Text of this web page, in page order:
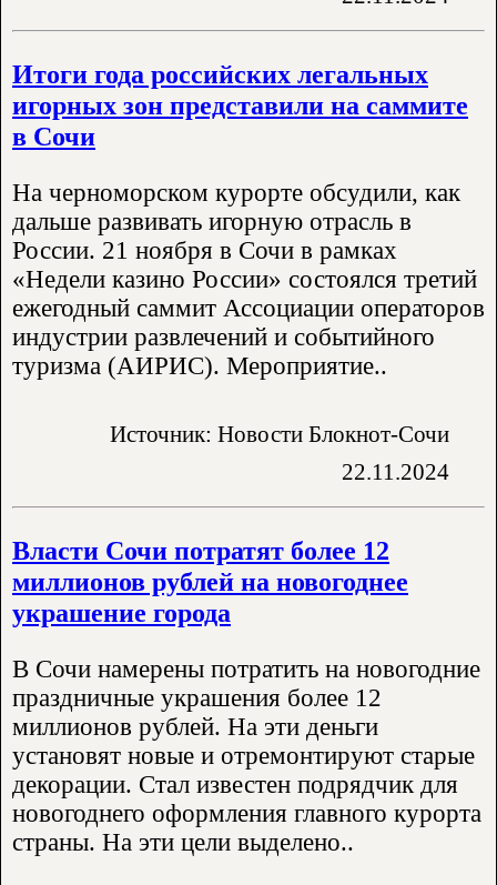
Итоги года российских легальных
игорных зон представили на саммите
в Сочи
На черноморском курорте обсудили, как
дальше развивать игорную отрасль в
России. 21 ноября в Сочи в рамках
«Недели казино России» состоялся третий
ежегодный саммит Ассоциации операторов
индустрии развлечений и событийного
туризма (АИРИС). Мероприятие..
Источник: Новости Блокнот-Сочи
22.11.2024
Власти Сочи потратят более 12
миллионов рублей на новогоднее
украшение города
В Сочи намерены потратить на новогодние
праздничные украшения более 12
миллионов рублей. На эти деньги
установят новые и отремонтируют старые
декорации. Стал известен подрядчик для
новогоднего оформления главного курорта
страны. На эти цели выделено..